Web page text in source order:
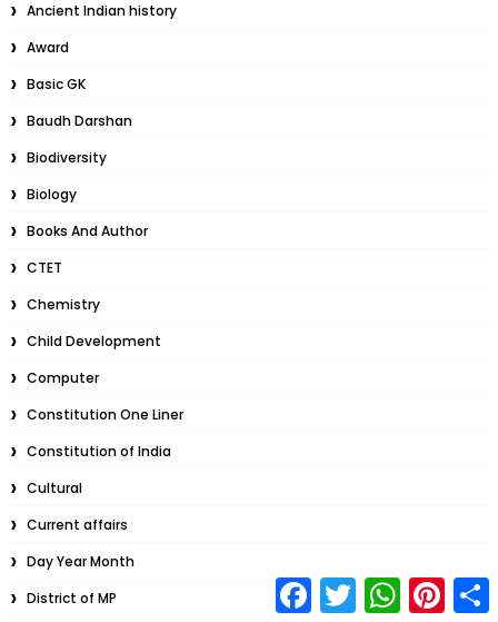
Ancient Indian history
Award
Basic GK
Baudh Darshan
Biodiversity
Biology
Books And Author
CTET
Chemistry
Child Development
Computer
Constitution One Liner
Constitution of India
Cultural
Current affairs
Day Year Month
District of MP
a
T
w
W
h